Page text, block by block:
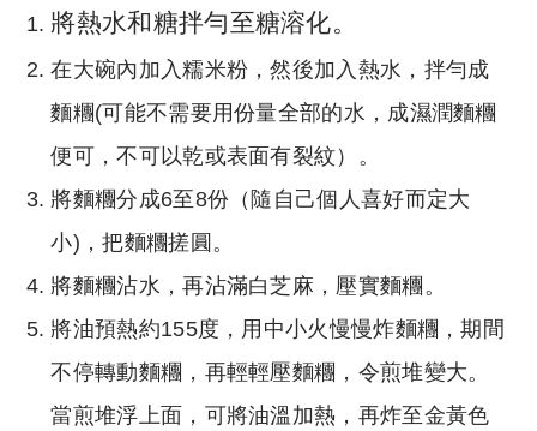
將熱水和糖拌勻至糖溶化。
在大碗內加入糯米粉，然後加入熱水，拌勻成
麵糰(可能不需要用份量全部的水，成濕潤麵糰
便可，不可以乾或表面有裂紋）。
將麵糰分成6至8份（隨自己個人喜好而定大
小)，把麵糰搓圓。
將麵糰沾水，再沾滿白芝麻，壓實麵糰。
將油預熱約155度，用中小火慢慢炸麵糰，期間
不停轉動麵糰，再輕輕壓麵糰，令煎堆變大。
當煎堆浮上面，可將油溫加熱，再炸至金黃色